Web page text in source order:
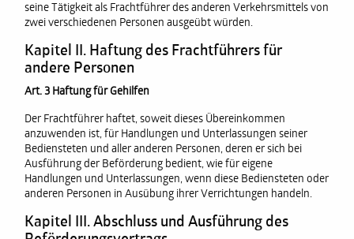
seine Tätigkeit als Frachtführer des anderen Verkehrsmittels von
zwei verschiedenen Personen ausgeübt würden.
Kapitel II. Haftung des Frachtführers für
andere Personen
Art. 3 Haftung für Gehilfen
Der Frachtführer haftet, soweit dieses Übereinkommen
anzuwenden ist, für Handlungen und Unterlassungen seiner
Bediensteten und aller anderen Personen, deren er sich bei
Ausführung der Beförderung bedient, wie für eigene
Handlungen und Unterlassungen, wenn diese Bediensteten oder
anderen Personen in Ausübung ihrer Verrichtungen handeln.
Kapitel III. Abschluss und Ausführung des